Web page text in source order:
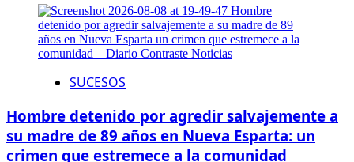
SUCESOS
Hombre detenido por agredir salvajemente a
su madre de 89 años en Nueva Esparta: un
crimen que estremece a la comunidad